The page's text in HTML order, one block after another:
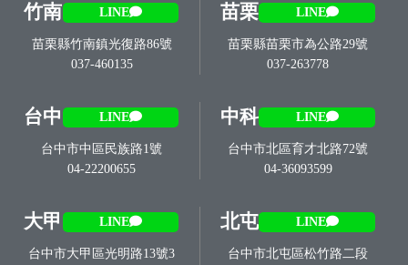
竹南 LINE
苗栗縣竹南鎮光復路86號
037-460135
苗栗 LINE
苗栗縣苗栗市為公路29號
037-263778
台中 LINE
台中市中區民族路1號
04-22200655
中科 LINE
台中市北區育才北路72號
04-36093599
大甲 LINE
台中市大甲區光明路13號3
北屯 LINE
台中市北屯區松竹路二段